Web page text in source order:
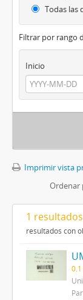
Todas las
Filtrar por rango
Inicio
Imprimir vista
Ordenar
1
resultados con